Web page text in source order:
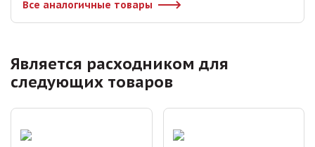
Все аналогичные товары
Является расходником для
следующих товаров